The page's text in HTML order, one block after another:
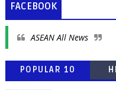
FACEBOOK
ASEAN All News
POPULAR 10